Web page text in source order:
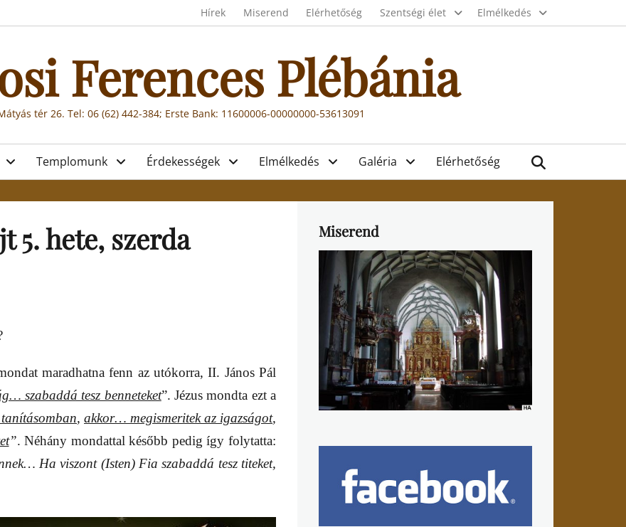
Header menu
Hírek Miserend Elérhetőség Szentségi élet Elmélkedés
Ferences Plébánia
tér 26. Tel: 06 (62) 442-384; Erste Bank: 11600006-00000000-53613091
Templomunk Érdekességek Elmélkedés Galéria Elérhetőség
5. hete, szerda
maradhatna fenn az utókorra, II. János Pál
szabaddá tesz benneteket”. Jézus mondta ezt a
, akkor… megismeritek az igazságot,
”. Néhány mondattal később pedig így folytatta:
Ha viszont (Isten) Fia szabaddá tesz titeket,
Miserend